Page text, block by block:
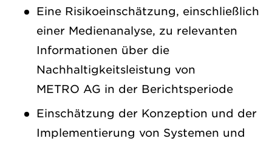
Eine Risikoeinschätzung, einschließlich
einer Medienanalyse, zu relevanten
Informationen über die
Nachhaltigkeitsleistung von
METRO AG in der Berichtsperiode
Einschätzung der Konzeption und der
Implementierung von Systemen und